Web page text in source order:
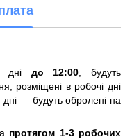
дні до 12:00 , будуть
розміщені в робочі дні
дні — будуть обролені на
протягом 1-3 робочих